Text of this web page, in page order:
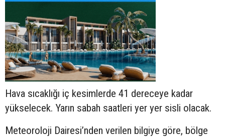
Hava sıcaklığı iç kesimlerde 41 dereceye kadar
yükselecek. Yarın sabah saatleri yer yer sisli olacak.
Meteoroloji Dairesi’nden verilen bilgiye göre, bölge